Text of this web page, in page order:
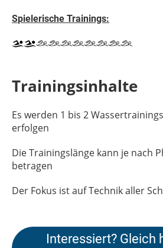
Spielerische Trainings:
Trainingsinhalte
Es werden 1 bis 2
erfolgen
Die Trainingslänge kann je nach
betragen
Der Fokus ist auf Technik aller
Interessiert? Gleich